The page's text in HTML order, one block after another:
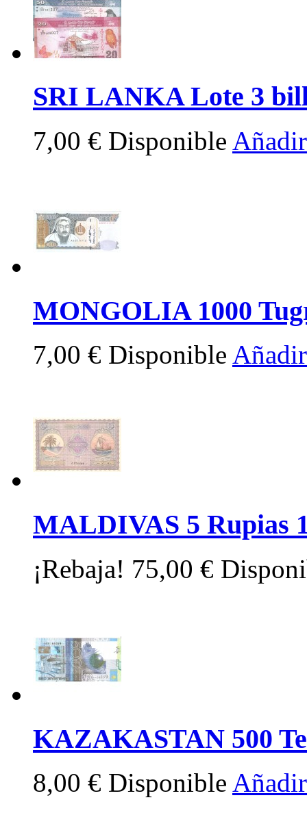
SRI LANKA Lote 3
7,00 € Disponible
MONGOLIA 1000
7,00 € Disponible
MALDIVAS 5 Rupias
¡Rebaja! 75,00 €
KAZAKASTAN 500
8,00 € Disponible